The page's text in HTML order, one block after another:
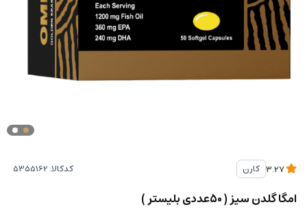
کارن کدکالا:
امگا گلدن سیز ( 50عددی بليستر )